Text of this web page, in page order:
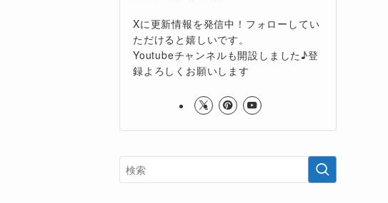
Xに更新情報を発信中！フォローしてい
ただけると嬉しいです。
Youtubeチャンネルも開設しました♪登
録よろしくお願いします